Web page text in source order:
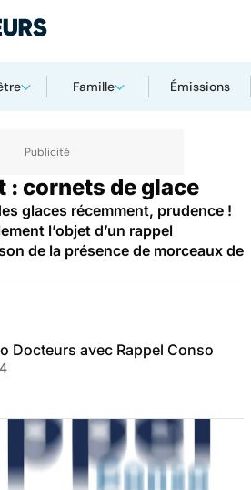
Famille Émissions
: cornets de glace
glaces récemment, prudence !
l’objet d’un rappel
de la présence de morceaux de
Docteurs avec Rappel Conso